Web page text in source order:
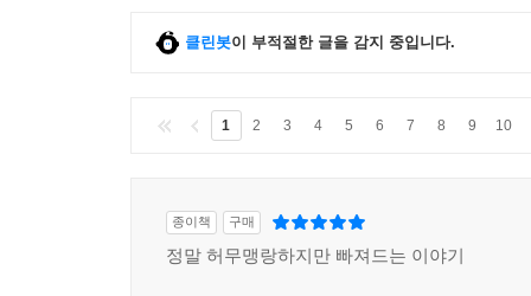
클린봇이 부적절한 글을 감지 중입니다.
1 2 3 4 5 6 7 8 9 10
종이책 구매
정말 허무맹랑하지만 빠져드는 이야기